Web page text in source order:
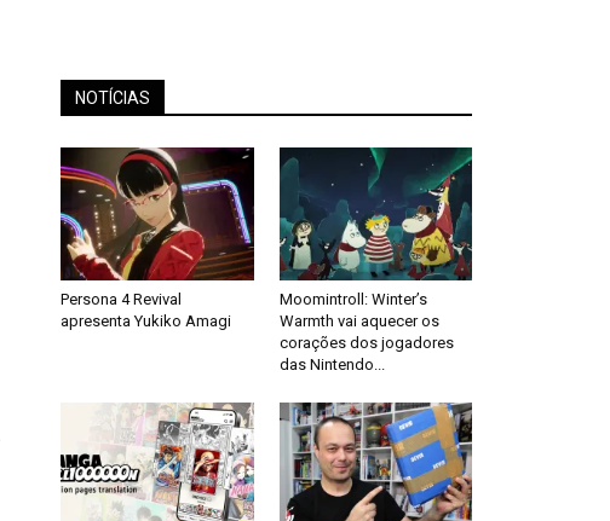
NOTÍCIAS
Persona 4 Revival
apresenta Yukiko Amagi
Moomintroll: Winter’s
Warmth vai aquecer os
corações dos jogadores
das Nintendo...